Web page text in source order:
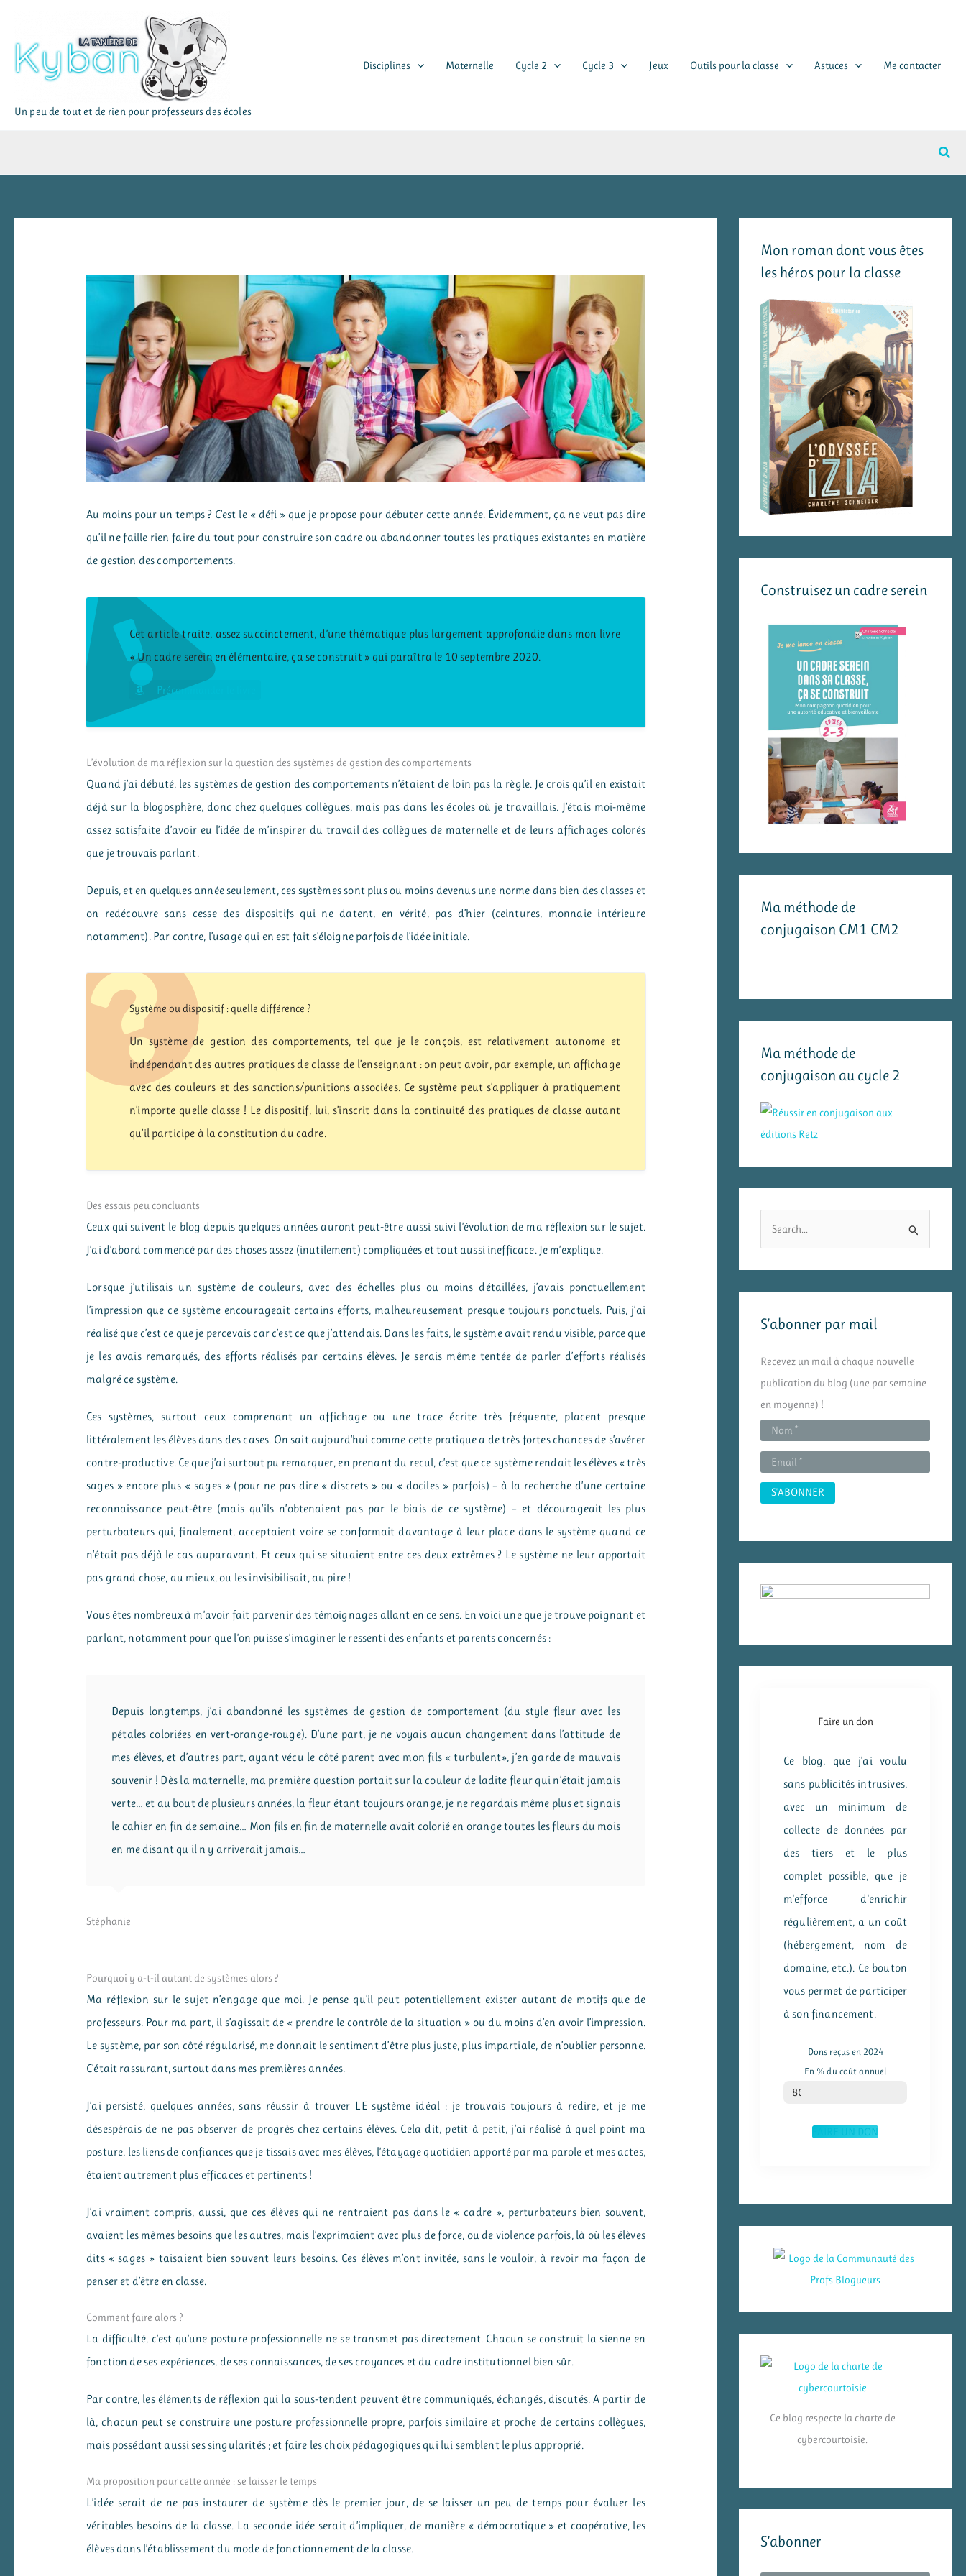
contenu
Un peu de tout et de rien pour professeurs des écoles
Disciplines Maternelle Cycle 2 Cycle 3 Jeux Outils pour la classe Astuces Me contacter
Au moins pour un temps ? C’est le « défi » que je propose pour débuter cette année. Évidemment, ça ne veut pas dire
qu’il ne faille rien faire du tout pour construire son cadre ou abandonner toutes les pratiques existantes en matière
de gestion des comportements.
Cet article traite, assez succinctement, d’une thématique plus largement approfondie dans mon livre
« Un cadre serein en élémentaire, ça se construit » qui paraîtra le 10 septembre 2020.
Précommander le livre
L’évolution de ma réflexion sur la question des systèmes de gestion des comportements
Quand j’ai débuté, les systèmes de gestion des comportements n’étaient de loin pas la règle. Je crois qu’il en existait
déjà sur la blogosphère, donc chez quelques collègues, mais pas dans les écoles où je travaillais. J’étais moi-même
assez satisfaite d’avoir eu l’idée de m’inspirer du travail des collègues de maternelle et de leurs affichages colorés
que je trouvais parlant.
Depuis, et en quelques année seulement, ces systèmes sont plus ou moins devenus une norme dans bien des classes et
on redécouvre sans cesse des dispositifs qui ne datent, en vérité, pas d’hier (ceintures, monnaie intérieure
notamment). Par contre, l’usage qui en est fait s’éloigne parfois de l’idée initiale.
Système ou dispositif : quelle différence ?
Un système de gestion des comportements, tel que je le conçois, est relativement autonome et
indépendant des autres pratiques de classe de l’enseignant : on peut avoir, par exemple, un affichage
avec des couleurs et des sanctions/punitions associées. Ce système peut s’appliquer à pratiquement
n’importe quelle classe ! Le dispositif, lui, s’inscrit dans la continuité des pratiques de classe autant
qu’il participe à la constitution du cadre.
Des essais peu concluants
Ceux qui suivent le blog depuis quelques années auront peut-être aussi suivi l’évolution de ma réflexion sur le sujet.
J’ai d’abord commencé par des choses assez (inutilement) compliquées et tout aussi inefficace. Je m’explique.
Lorsque j’utilisais un système de couleurs, avec des échelles plus ou moins détaillées, j’avais ponctuellement
l’impression que ce système encourageait certains efforts, malheureusement presque toujours ponctuels. Puis, j’ai
réalisé que c’est ce que je percevais car c’est ce que j’attendais. Dans les faits, le système avait rendu visible, parce que
je les avais remarqués, des efforts réalisés par certains élèves. Je serais même tentée de parler d’efforts réalisés
malgré ce système.
Ces systèmes, surtout ceux comprenant un affichage ou une trace écrite très fréquente, placent presque
littéralement les élèves dans des cases. On sait aujourd’hui comme cette pratique a de très fortes chances de s’avérer
contre-productive. Ce que j’ai surtout pu remarquer, en prenant du recul, c’est que ce système rendait les élèves « très
sages » encore plus « sages » (pour ne pas dire « discrets » ou « dociles » parfois) – à la recherche d’une certaine
reconnaissance peut-être (mais qu’ils n’obtenaient pas par le biais de ce système) – et décourageait les plus
perturbateurs qui, finalement, acceptaient voire se conformait davantage à leur place dans le système quand ce
n’était pas déjà le cas auparavant. Et ceux qui se situaient entre ces deux extrêmes ? Le système ne leur apportait
pas grand chose, au mieux, ou les invisibilisait, au pire !
Vous êtes nombreux à m’avoir fait parvenir des témoignages allant en ce sens. En voici une que je trouve poignant et
parlant, notamment pour que l’on puisse s’imaginer le ressenti des enfants et parents concernés :
Depuis longtemps, j’ai abandonné les systèmes de gestion de comportement (du style fleur avec les
pétales coloriées en vert-orange-rouge). D’une part, je ne voyais aucun changement dans l’attitude de
mes élèves, et d’autres part, ayant vécu le côté parent avec mon fils « turbulent», j’en garde de mauvais
souvenir ! Dès la maternelle, ma première question portait sur la couleur de ladite fleur qui n’était jamais
verte… et au bout de plusieurs années, la fleur étant toujours orange, je ne regardais même plus et signais
le cahier en fin de semaine… Mon fils en fin de maternelle avait colorié en orange toutes les fleurs du mois
en me disant qu il n y arriverait jamais…
Stéphanie
Pourquoi y a-t-il autant de systèmes alors ?
Ma réflexion sur le sujet n’engage que moi. Je pense qu’il peut potentiellement exister autant de motifs que de
professeurs. Pour ma part, il s’agissait de « prendre le contrôle de la situation » ou du moins d’en avoir l’impression.
Le système, par son côté régularisé, me donnait le sentiment d’être plus juste, plus impartiale, de n’oublier personne.
C’était rassurant, surtout dans mes premières années.
J’ai persisté, quelques années, sans réussir à trouver LE système idéal : je trouvais toujours à redire, et je me
désespérais de ne pas observer de progrès chez certains élèves. Cela dit, petit à petit, j’ai réalisé à quel point ma
posture, les liens de confiances que je tissais avec mes élèves, l’étayage quotidien apporté par ma parole et mes actes,
étaient autrement plus efficaces et pertinents !
J’ai vraiment compris, aussi, que ces élèves qui ne rentraient pas dans le « cadre », perturbateurs bien souvent,
avaient les mêmes besoins que les autres, mais l’exprimaient avec plus de force, ou de violence parfois, là où les élèves
dits « sages » taisaient bien souvent leurs besoins. Ces élèves m’ont invitée, sans le vouloir, à revoir ma façon de
penser et d’être en classe.
Comment faire alors ?
La difficulté, c’est qu’une posture professionnelle ne se transmet pas directement. Chacun se construit la sienne en
fonction de ses expériences, de ses connaissances, de ses croyances et du cadre institutionnel bien sûr.
Par contre, les éléments de réflexion qui la sous-tendent peuvent être communiqués, échangés, discutés. A partir de
là, chacun peut se construire une posture professionnelle propre, parfois similaire et proche de certains collègues,
mais possédant aussi ses singularités ; et faire les choix pédagogiques qui lui semblent le plus approprié.
Ma proposition pour cette année : se laisser le temps
L’idée serait de ne pas instaurer de système dès le premier jour, de se laisser un peu de temps pour évaluer les
véritables besoins de la classe. La seconde idée serait d’impliquer, de manière « démocratique » et coopérative, les
élèves dans l’établissement du mode de fonctionnement de la classe.
Mon roman dont vous êtes
les héros pour la classe
Construisez un cadre serein
Ma méthode de
conjugaison CM1 CM2
Ma méthode de
conjugaison au cycle 2
r
e
S’abonner par mail
Recevez un mail à chaque nouvelle
publication du blog (une par semaine
en moyenne) !
Faire un don
Ce blog, que j'ai voulu
sans publicités intrusives,
avec un minimum de
collecte de données par
des tiers et le plus
complet possible, que je
m'efforce d'enrichir
régulièrement, a un coût
(hébergement, nom de
domaine, etc.). Ce bouton
vous permet de participer
à son financement.
Dons reçus en 2024
En % du coût annuel
% du coût annuel
86
FAIRE UN DON
Ce blog respecte la charte de
cybercourtoisie.
S’abonner